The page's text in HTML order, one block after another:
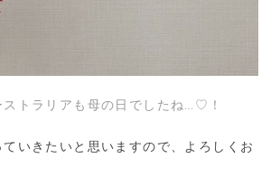
トラリアも母の日でしたね…♡！
いきたいと思いますので、よろしくお